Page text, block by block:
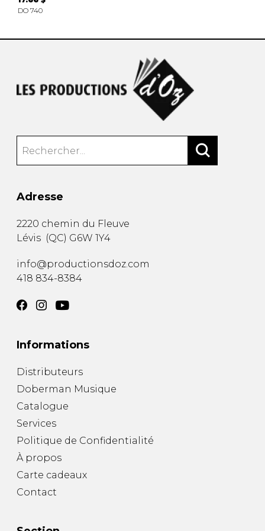
DO 740
Adresse
2220 chemin du Fleuve
Lévis (QC) G6W 1Y4
info@productionsdoz.com
418 834-8384
Informations
Distributeurs
Doberman Musique
Catalogue
Services
Politique de Confidentialité
À propos
Carte cadeaux
Contact